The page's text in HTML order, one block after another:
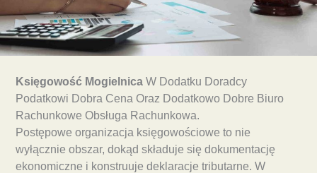
Księgowość Mogielnica W Dodatku Doradcy
Podatkowi Dobra Cena Oraz Dodatkowo Dobre Biuro
Rachunkowe Obsługa Rachunkowa.
Postępowe organizacja księgowościowe to nie
wyłącznie obszar, dokąd składuje się dokumentację
ekonomiczne i konstruuje deklaracje tributarne. W